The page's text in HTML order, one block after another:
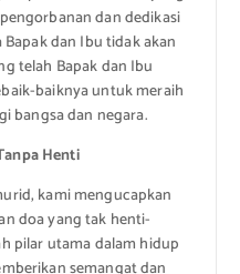
dan dedikasi
dan Ibu tidak akan
telah Bapak dan Ibu
baiknya untuk meraih
bangsa dan negara.
Henti
kami mengucapkan
doa yang tak henti-
pilar utama dalam hidup
semangat dan